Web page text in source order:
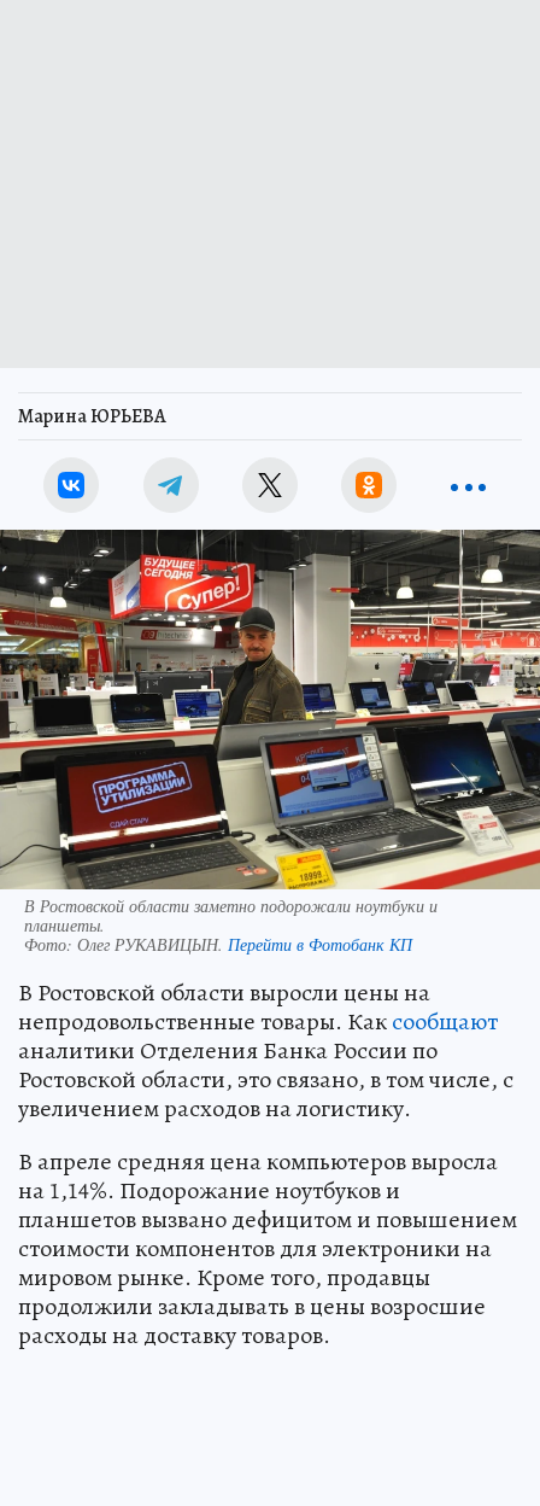
Марина ЮРЬЕВА
В Ростовской области заметно подорожали ноутбуки и
планшеты.
Фото: Олег РУКАВИЦЫН. Перейти в Фотобанк КП
В Ростовской области выросли цены на
непродовольственные товары. Каксообщают
аналитики Отделения Банка России по
Ростовской области, это связано, в том числе, с
увеличением расходов на логистику.
В апреле средняя цена компьютеров выросла
на 1,14%. Подорожание ноутбуков и
планшетов вызвано дефицитом и повышением
стоимости компонентов для электроники на
мировом рынке. Кроме того, продавцы
продолжили закладывать в цены возросшие
расходы на доставку товаров.